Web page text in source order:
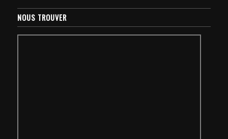
NOUS TROUVER